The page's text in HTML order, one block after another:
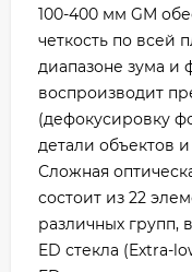
100-400 мм GM
четкость по всей
диапазоне зума и
воспроизводит
(дефокусировку
детали объектов
Сложная
состоит из 22
различных групп,
ED стекла (Extra-